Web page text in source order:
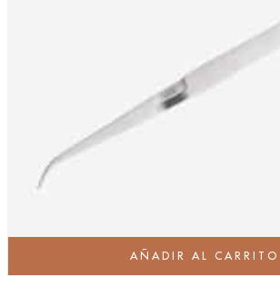
AÑADIR AL CARRITO